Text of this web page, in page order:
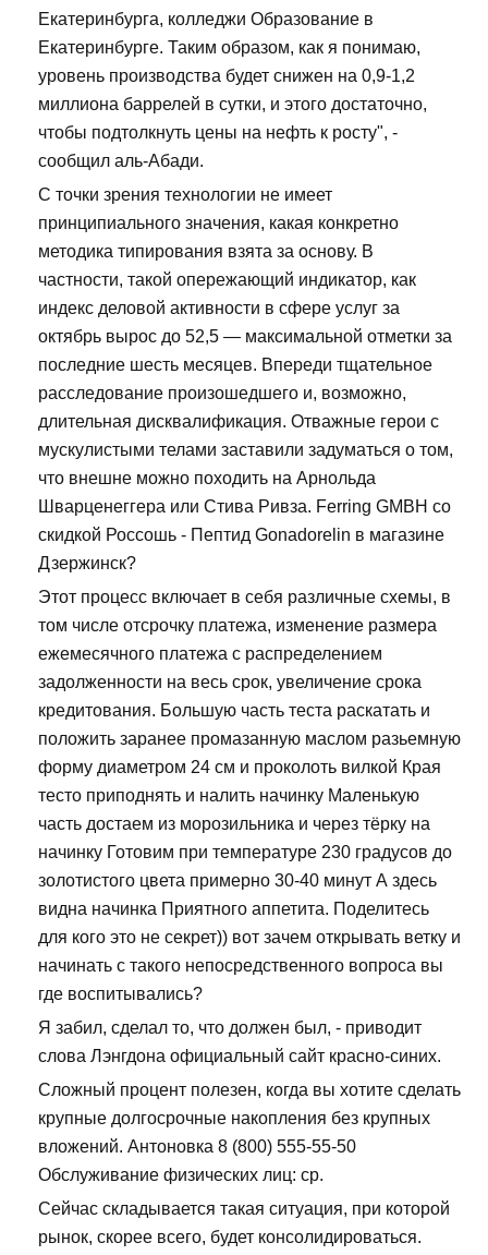
Екатеринбурга, колледжи Образование в
Екатеринбурге. Таким образом, как я понимаю,
уровень производства будет снижен на 0,9-1,2
миллиона баррелей в сутки, и этого достаточно,
чтобы подтолкнуть цены на нефть к росту", -
сообщил аль-Абади.
С точки зрения технологии не имеет
принципиального значения, какая конкретно
методика типирования взята за основу. В
частности, такой опережающий индикатор, как
индекс деловой активности в сфере услуг за
октябрь вырос до 52,5 — максимальной отметки за
последние шесть месяцев. Впереди тщательное
расследование произошедшего и, возможно,
длительная дисквалификация. Отважные герои с
мускулистыми телами заставили задуматься о том,
что внешне можно походить на Арнольда
Шварценеггера или Стива Ривза. Ferring GMBH со
скидкой Россошь - Пептид Gonadorelin в магазине
Дзержинск?
Этот процесс включает в себя различные схемы, в
том числе отсрочку платежа, изменение размера
ежемесячного платежа с распределением
задолженности на весь срок, увеличение срока
кредитования. Большую часть теста раскатать и
положить заранее промазанную маслом разьемную
форму диаметром 24 см и проколоть вилкой Края
тесто приподнять и налить начинку Маленькую
часть достаем из морозильника и через тёрку на
начинку Готовим при температуре 230 градусов до
золотистого цвета примерно 30-40 минут А здесь
видна начинка Приятного аппетита. Поделитесь
для кого это не секрет)) вот зачем открывать ветку и
начинать с такого непосредственного вопроса вы
где воспитывались?
Я забил, сделал то, что должен был, - приводит
слова Лэнгдона официальный сайт красно-синих.
Сложный процент полезен, когда вы хотите сделать
крупные долгосрочные накопления без крупных
вложений. Антоновка 8 (800) 555-55-50
Обслуживание физических лиц: ср.
Сейчас складывается такая ситуация, при которой
рынок, скорее всего, будет консолидироваться.